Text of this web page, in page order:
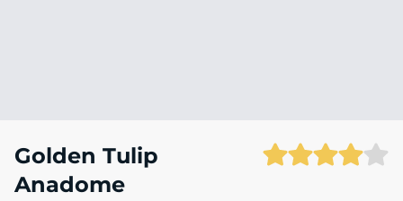
Golden Tulip
Anadome